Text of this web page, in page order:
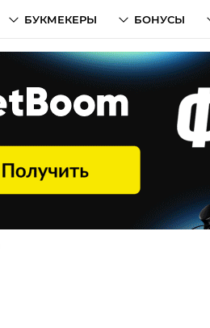
БУКМЕКЕРЫ БОНУСЫ